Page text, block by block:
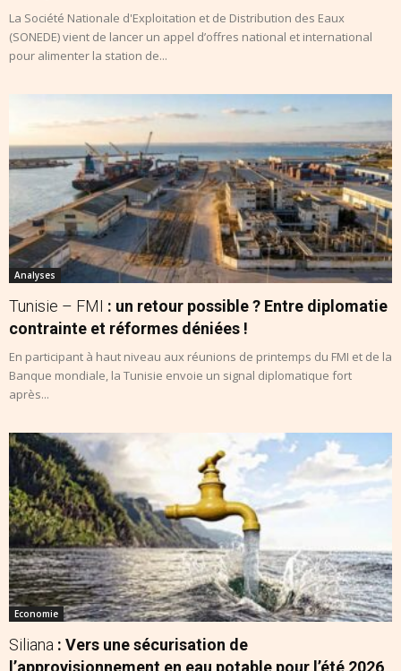
La Société Nationale d'Exploitation et de Distribution des Eaux
(SONEDE) vient de lancer un appel d’offres national et international
pour alimenter la station de...
Analyses
Tunisie – FMI : un retour possible ? Entre diplomatie
contrainte et réformes déniées !
En participant à haut niveau aux réunions de printemps du FMI et de la
Banque mondiale, la Tunisie envoie un signal diplomatique fort
après...
Economie
Siliana : Vers une sécurisation de